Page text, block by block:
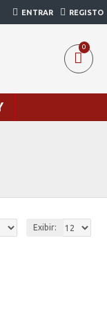
ENTRAR REGISTO
0
Exibir: